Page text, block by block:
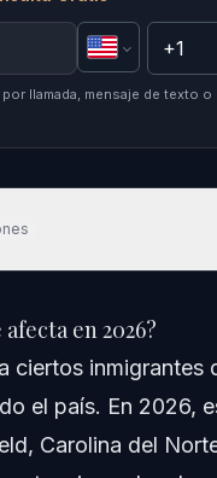
llamada, mensaje de
en 2026?
ciertos inmigrantes
el país. En 2026,
Carolina del